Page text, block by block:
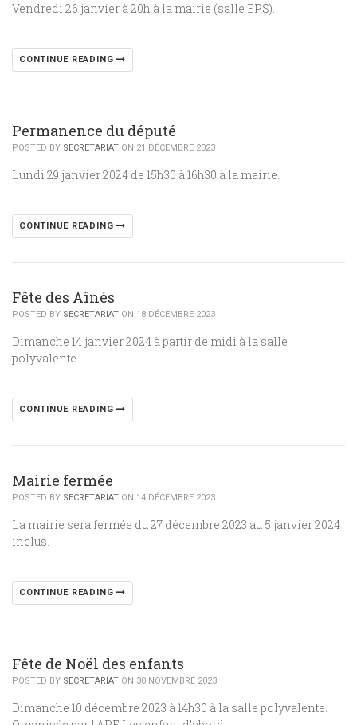
Vendredi 26 janvier à 20h à la mairie (salle EPS).
CONTINUE READING
Permanence du député
POSTED BY SECRETARIAT ON 21 DÉCEMBRE 2023
Lundi 29 janvier 2024 de 15h30 à 16h30 à la mairie.
CONTINUE READING
Fête des Aînés
POSTED BY SECRETARIAT ON 18 DÉCEMBRE 2023
Dimanche 14 janvier 2024 à partir de midi à la salle
polyvalente.
CONTINUE READING
Mairie fermée
POSTED BY SECRETARIAT ON 14 DÉCEMBRE 2023
La mairie sera fermée du 27 décembre 2023 au 5 janvier 2024
inclus.
CONTINUE READING
Fête de Noël des enfants
POSTED BY SECRETARIAT ON 30 NOVEMBRE 2023
Dimanche 10 décembre 2023 à 14h30 à la salle polyvalente.